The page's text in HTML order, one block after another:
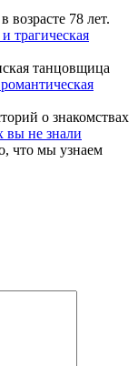
78 лет.
трагическая
танцовщица
о знакомствах
вы не знали
что мы узнаем